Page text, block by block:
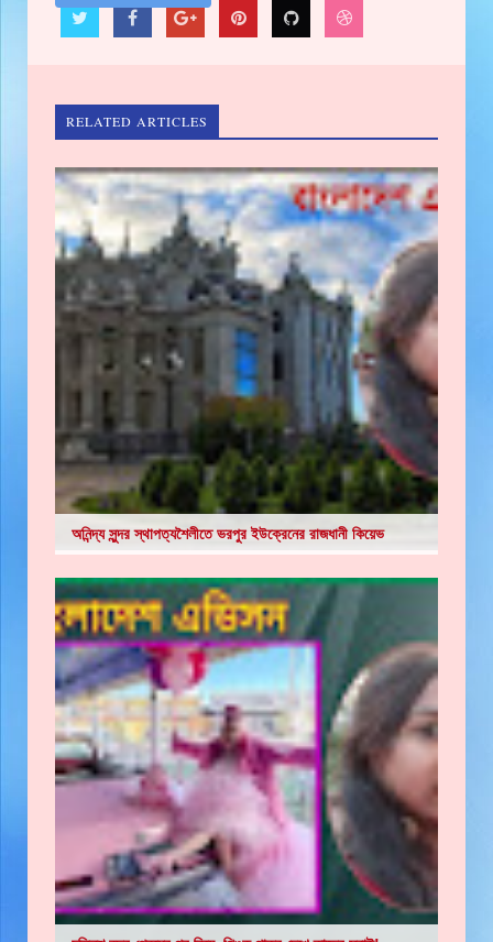
RELATED ARTICLES
অনিন্দ্য সুন্দর স্থাপত্যশৈলীতে ভরপুর ইউক্রেনের রাজধানী কিয়েভ